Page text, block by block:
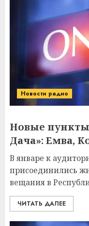
Новости радио
Новые
Дача»: Емва,
В январе к
присоединились
вещания в
ЧИТАТЬ ДАЛЕЕ